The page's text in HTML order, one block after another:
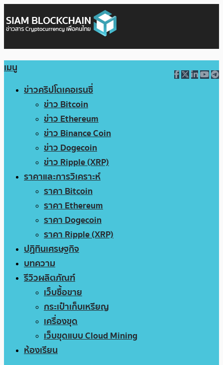
เมนู
ข่าวคริปโตเคอเรนซี่
ข่าว Bitcoin
ข่าว Ethereum
ข่าว Binance Coin
ข่าว Dogecoin
ข่าว Ripple (XRP)
ราคาและการวิเคราะห์
ราคา Bitcoin
ราคา Ethereum
ราคา Dogecoin
ราคา Ripple (XRP)
ปฏิทินเศรษฐกิจ
บทความ
รีวิวผลิตภัณฑ์
เว็บซื้อขาย
กระเป๋าเก็บเหรียญ
เครื่องขุด
เว็บขุดแบบ Cloud Mining
ห้องเรียน